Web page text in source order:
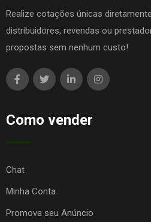
Realize cotações únicas
distribuidores, revendas ou
propostas sem nenhum custo!
Como vender
Chat
Minha Conta
Promova seu Anúncio